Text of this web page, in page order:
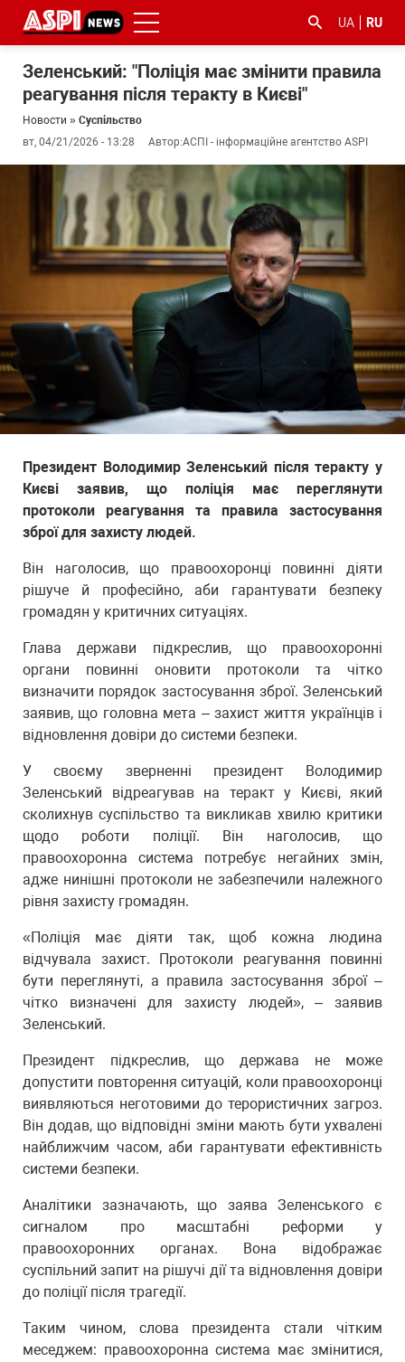
UA RU
Зеленський: "Поліція має змінити правила
реагування після теракту в Києві"
Новости » Суспільство
вт, 04/21/2026 - 13:28
Автор:АСПІ - інформаційне агентство ASPI
Президент Володимир Зеленський після теракту у
Києві заявив, що поліція має переглянути
протоколи реагування та правила застосування
зброї для захисту людей.
Він наголосив, що правоохоронці повинні діяти
рішуче й професійно, аби гарантувати безпеку
громадян у критичних ситуаціях.
Глава держави підкреслив, що правоохоронні
органи повинні оновити протоколи та чітко
визначити порядок застосування зброї. Зеленський
заявив, що головна мета – захист життя українців і
відновлення довіри до системи безпеки.
У своєму зверненні президент Володимир
Зеленський відреагував на теракт у Києві, який
сколихнув суспільство та викликав хвилю критики
щодо роботи поліції. Він наголосив, що
правоохоронна система потребує негайних змін,
адже нинішні протоколи не забезпечили належного
рівня захисту громадян.
«Поліція має діяти так, щоб кожна людина
відчувала захист. Протоколи реагування повинні
бути переглянуті, а правила застосування зброї –
чітко визначені для захисту людей», – заявив
Зеленський.
Президент підкреслив, що держава не може
допустити повторення ситуацій, коли правоохоронці
виявляються неготовими до терористичних загроз.
Він додав, що відповідні зміни мають бути ухвалені
найближчим часом, аби гарантувати ефективність
системи безпеки.
Аналітики зазначають, що заява Зеленського є
сигналом про масштабні реформи у
правоохоронних органах. Вона відображає
суспільний запит на рішучі дії та відновлення довіри
до поліції після трагедії.
Таким чином, слова президента стали чітким
меседжем: правоохоронна система має змінитися,
#боротьба
з
корупцією
#гфс #Киев #коронавірус